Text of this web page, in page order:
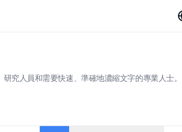
究人員和需要快速、準確地濃縮文字的專業人士。